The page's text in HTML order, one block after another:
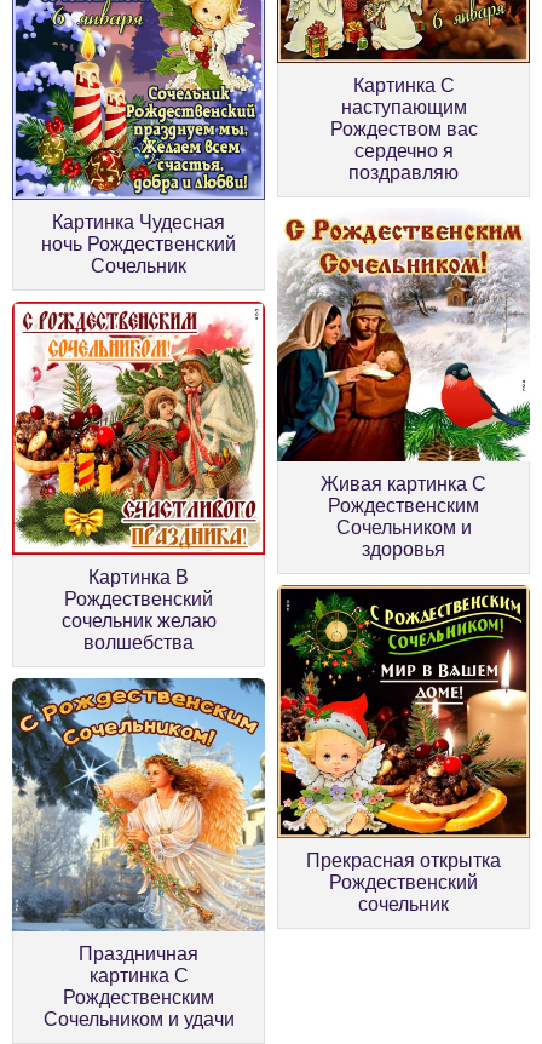
Картинка Чудесная
ночь Рождественский
Сочельник
Картинка С
наступающим
Рождеством вас
сердечно я
поздравляю
Картинка В
Рождественский
сочельник желаю
волшебства
Живая картинка С
Рождественским
Сочельником и
здоровья
Праздничная
картинка С
Рождественским
Сочельником и удачи
Прекрасная открытка
Рождественский
сочельник